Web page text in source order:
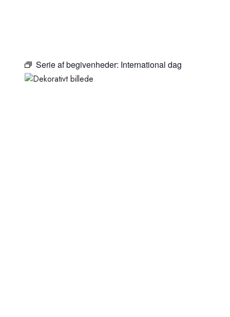
Serie af begivenheder: International dag